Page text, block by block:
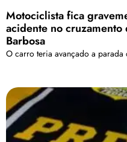
Motociclista fica
acidente no cruzamento
Barbosa
O carro teria avançado a